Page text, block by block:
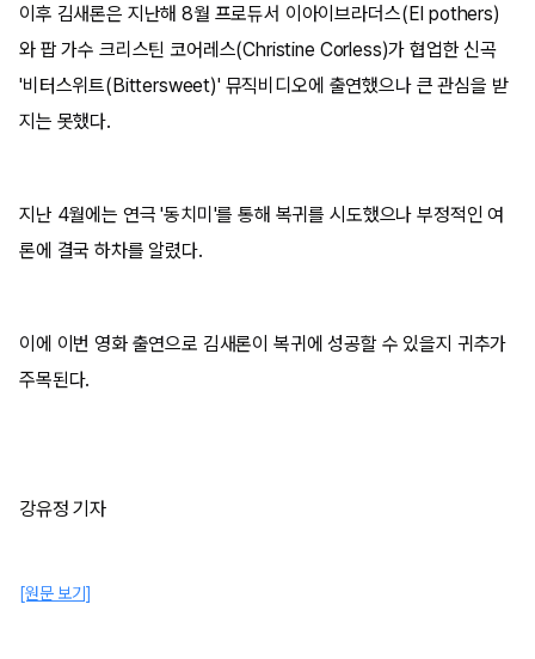
이후 김새론은 지난해 8월 프로듀서 이아이브라더스(EI pothers)
와 팝 가수 크리스틴 코어레스(Christine Corless)가 협업한 신곡
'비터스위트(Bittersweet)' 뮤직비디오에 출연했으나 큰 관심을 받
지는 못했다.
지난 4월에는 연극 '동치미'를 통해 복귀를 시도했으나 부정적인 여
론에 결국 하차를 알렸다.
이에 이번 영화 출연으로 김새론이 복귀에 성공할 수 있을지 귀추가
주목된다.
강유정 기자
[원문 보기]